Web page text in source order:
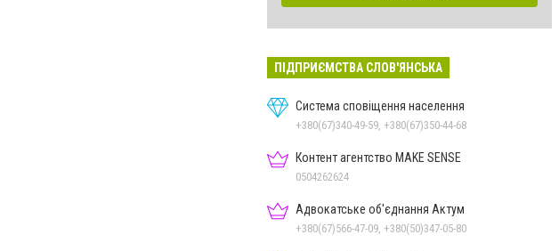
ПІДПРИЄМСТВА СЛОВ'ЯНСЬКА
Система сповіщення населення
+380(67)340-49-59, +380(67)350-44-68
Контент агентство MAKE SENSE
0504262624
Адвокатське об'єднання Актум
+380(67)566-47-09, +380(50)347-05-80